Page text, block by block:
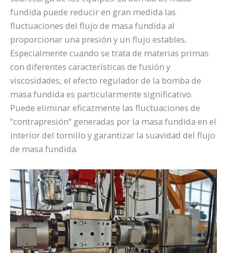
fundida puede reducir en gran medida las
fluctuaciones del flujo de masa fundida al
proporcionar una presión y un flujo estables.
Especialmente cuando se trata de materias primas
con diferentes características de fusión y
viscosidades, el efecto regulador de la bomba de
masa fundida es particularmente significativo.
Puede eliminar eficazmente las fluctuaciones de
"contrapresión" generadas por la masa fundida en el
interior del tornillo y garantizar la suavidad del flujo
de masa fundida.